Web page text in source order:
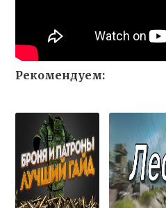
Рекомендуем: